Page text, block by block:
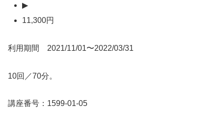
▶
11,300円
利用期間 2021/11/01〜2022/03/31
10回／70分。
講座番号：1599-01-05